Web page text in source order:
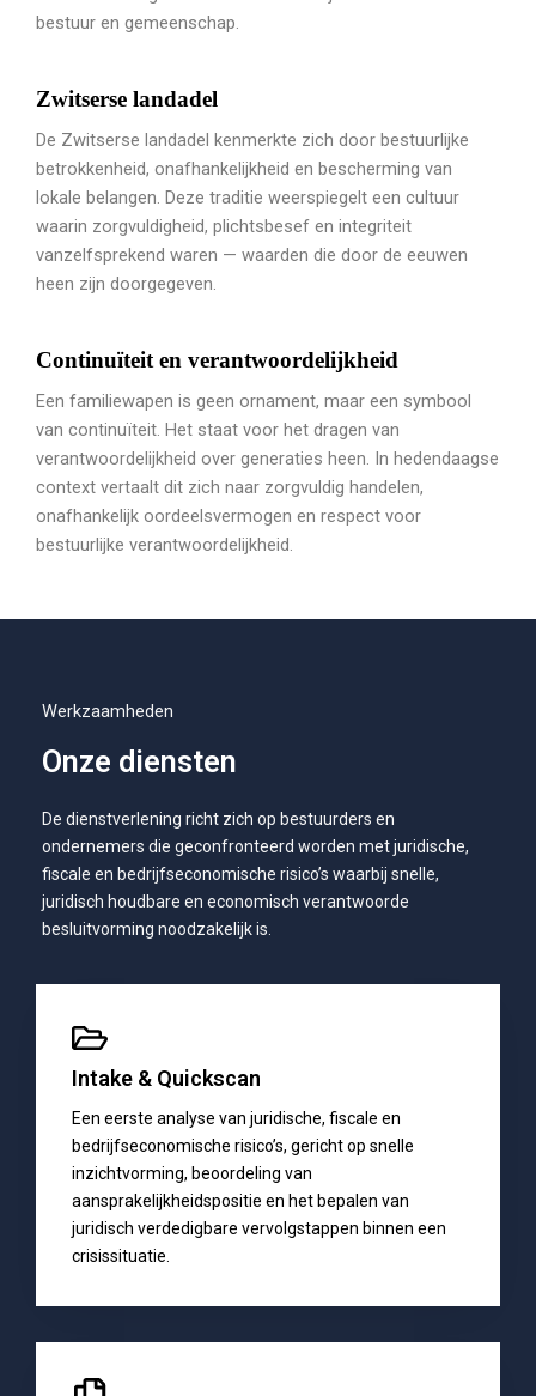
bestuur en gemeenschap.
Zwitserse landadel
De Zwitserse landadel kenmerkte zich door bestuurlijke
betrokkenheid, onafhankelijkheid en bescherming van
lokale belangen. Deze traditie weerspiegelt een cultuur
waarin zorgvuldigheid, plichtsbesef en integriteit
vanzelfsprekend waren — waarden die door de eeuwen
heen zijn doorgegeven.
Continuïteit en verantwoordelijkheid
Een familiewapen is geen ornament, maar een symbool
van continuïteit. Het staat voor het dragen van
verantwoordelijkheid over generaties heen. In hedendaagse
context vertaalt dit zich naar zorgvuldig handelen,
onafhankelijk oordeelsvermogen en respect voor
bestuurlijke verantwoordelijkheid.
Werkzaamheden
Onze diensten
De dienstverlening richt zich op bestuurders en
ondernemers die geconfronteerd worden met juridische,
fiscale en bedrijfseconomische risico’s waarbij snelle,
juridisch houdbare en economisch verantwoorde
besluitvorming noodzakelijk is.
Intake & Quickscan
Een eerste analyse van juridische, fiscale en
bedrijfseconomische risico’s, gericht op snelle
inzichtvorming, beoordeling van
aansprakelijkheidspositie en het bepalen van
juridisch verdedigbare vervolgstappen binnen een
crisissituatie.